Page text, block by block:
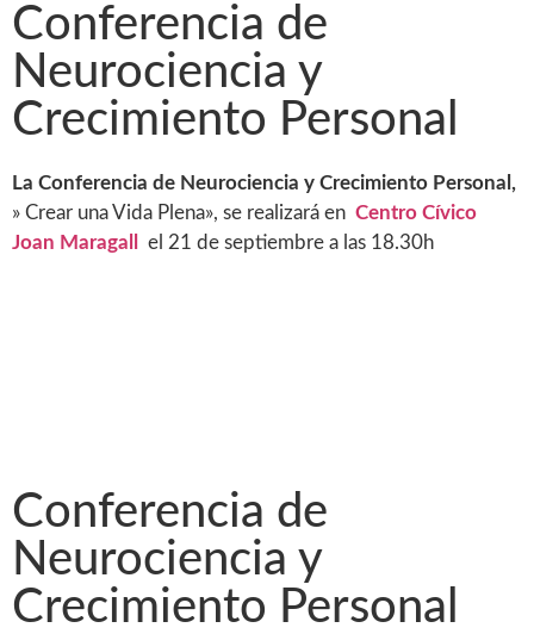
Conferencia de
Neurociencia y
Crecimiento Personal
La Conferencia de Neurociencia y Crecimiento Personal,
» Crear una Vida Plena», se realizará en Centro Cívico
Joan Maragall el 21 de septiembre a las 18.30h
Conferencia de
Neurociencia y
Crecimiento Personal